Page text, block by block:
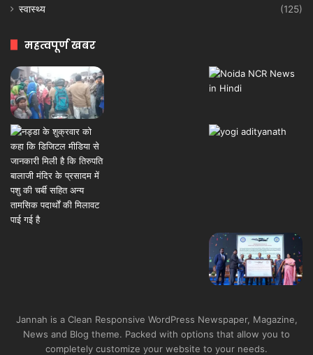
स्वास्थ्य
(125)
महत्वपूर्ण खबर
Jannah is a Clean Responsive WordPress Newspaper, Magazine,
News and Blog theme. Packed with options that allow you to
completely customize your website to your needs.